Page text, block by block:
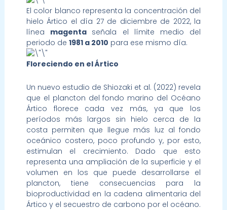
El color blanco representa la concentración del
hielo Ártico el día 27 de diciembre de 2022, la
línea magenta señala el límite medio del
periodo de 1981 a 2010 para ese mismo día.
Floreciendo en el Ártico
Un nuevo estudio de Shiozaki et al. (2022) revela
que el plancton del fondo marino del Océano
Ártico florece cada vez más, ya que los
períodos más largos sin hielo cerca de la
costa permiten que llegue más luz al fondo
oceánico costero, poco profundo y, por esto,
estimulan el crecimiento. Dado que esto
representa una ampliación de la superficie y el
volumen en los que puede desarrollarse el
plancton, tiene consecuencias para la
bioproductividad en la cadena alimentaria del
Ártico y el secuestro de carbono por el océano.